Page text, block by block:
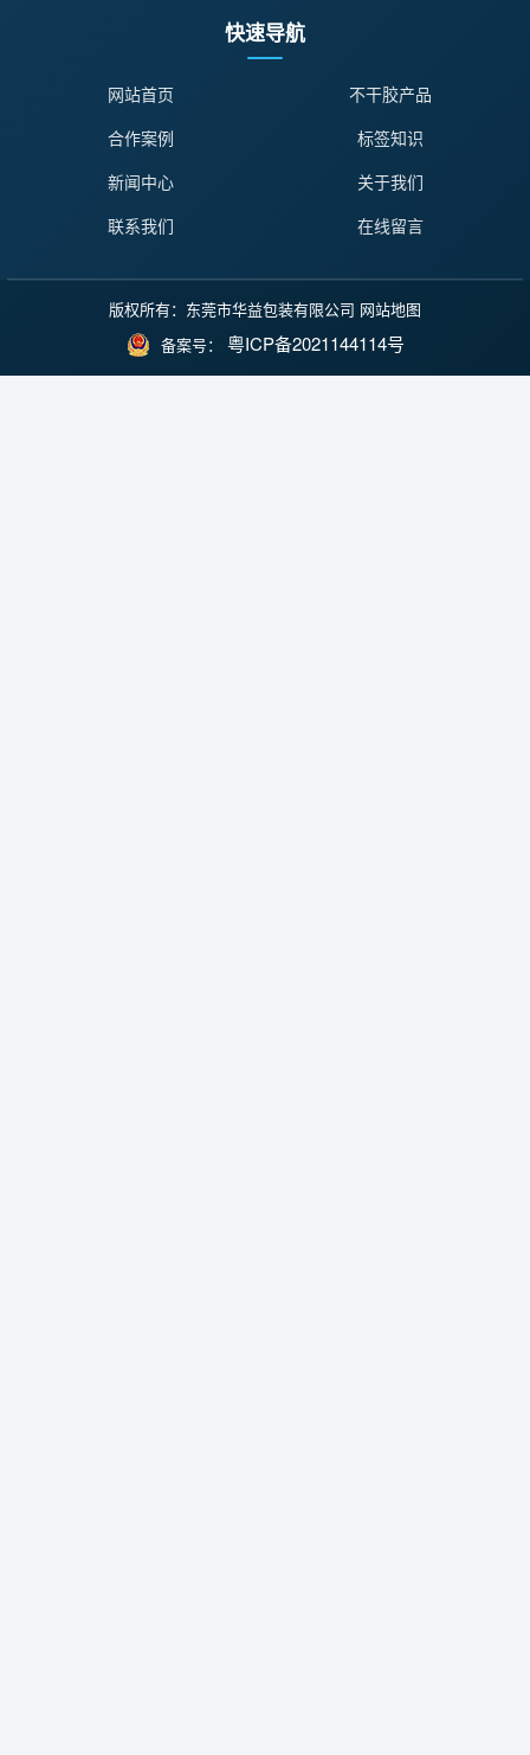
快速导航
网站首页
不干胶产品
合作案例
标签知识
新闻中心
关于我们
联系我们
在线留言
版权所有：东莞市华益包装有限公司 网站地图
备案号： 粤ICP备2021144114号